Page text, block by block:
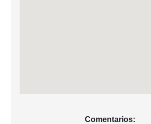
Comentarios: